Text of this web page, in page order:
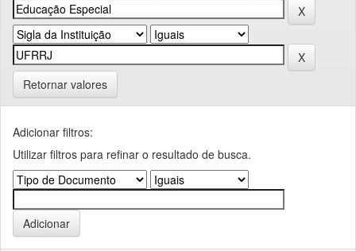
Retornar valores
Adicionar filtros:
Utilizar filtros para refinar o resultado de busca.